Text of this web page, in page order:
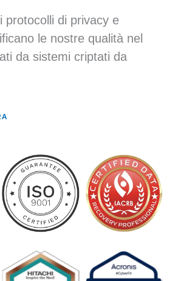
protocolli di privacy e
le nostre qualità nel
da sistemi criptati da